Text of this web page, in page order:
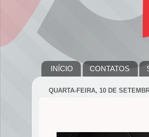
INÍCIO CONTATOS
QUARTA-FEIRA, 10 DE